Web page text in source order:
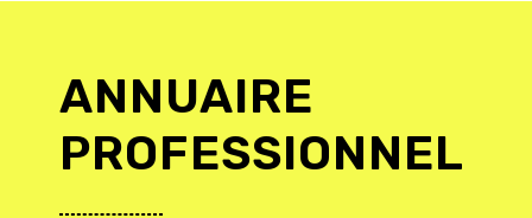
ANNUAIRE
PROFESSIONNEL